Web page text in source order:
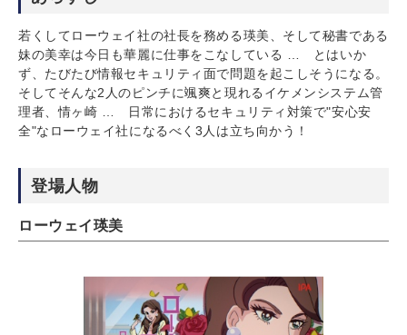
若くしてローウェイ社の社長を務める瑛美、そして秘書である
妹の美幸は今⽇も華麗に仕事をこなしている … とはいか
ず、たびたび情報セキュリティ⾯で問題を起こしそうになる。
そしてそんな2⼈のピンチに颯爽と現れるイケメンシステム管
理者、情ヶ崎 … ⽇常におけるセキュリティ対策で"安⼼安
全"なローウェイ社になるべく3⼈は⽴ち向かう！
登場人物
ローウェイ瑛美